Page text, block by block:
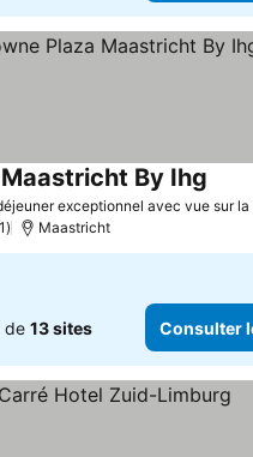
exceptionnel avec vue sur la
By Ihg
Maastricht
de 13 sites Consulter